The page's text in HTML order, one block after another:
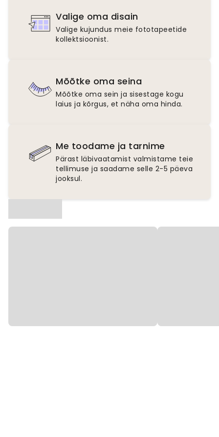
Valige oma disain
Valige kujundus meie fototapeetide
kollektsioonist.
Mõõtke oma seina
Mõõtke oma sein ja sisestage kogu
laius ja kõrgus, et näha oma hinda.
Me toodame ja tarnime
Pärast läbivaatamist valmistame teie
tellimuse ja saadame selle 2-5 päeva
jooksul.